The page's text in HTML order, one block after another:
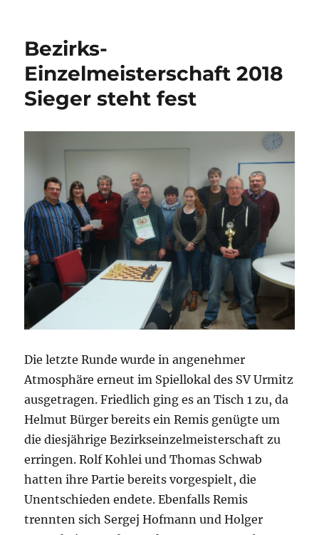
Bezirks-
Einzelmeisterschaft 2018
Sieger steht fest
Die letzte Runde wurde in angenehmer
Atmosphäre erneut im Spiellokal des SV Urmitz
ausgetragen. Friedlich ging es an Tisch 1 zu, da
Helmut Bürger bereits ein Remis genügte um
die diesjährige Bezirkseinzelmeisterschaft zu
erringen. Rolf Kohlei und Thomas Schwab
hatten ihre Partie bereits vorgespielt, die
Unentschieden endete. Ebenfalls Remis
trennten sich Sergej Hofmann und Holger